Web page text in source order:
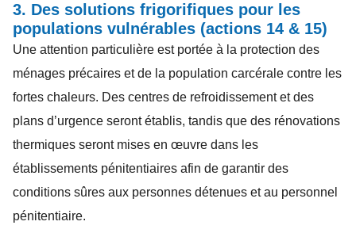
3. Des solutions frigorifiques pour les
populations vulnérables (actions 14 & 15)
Une attention particulière est portée à la protection des
ménages précaires et de la population carcérale contre les
fortes chaleurs. Des centres de refroidissement et des
plans d’urgence seront établis, tandis que des rénovations
thermiques seront mises en œuvre dans les
établissements pénitentiaires afin de garantir des
conditions sûres aux personnes détenues et au personnel
pénitentiaire.